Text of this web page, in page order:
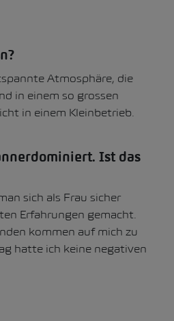
Atmosphäre, die
in einem so grossen
in einem Kleinbetrieb.
Ist das
sich als Frau sicher
Erfahrungen gemacht.
kommen auf mich zu
hatte ich keine negativen